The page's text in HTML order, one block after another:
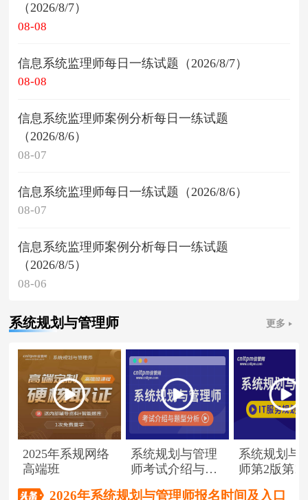
（2026/8/7）
08-08
信息系统监理师每日一练试题（2026/8/7）
08-08
信息系统监理师案例分析每日一练试题
（2026/8/6）
08-07
信息系统监理师每日一练试题（2026/8/6）
08-07
信息系统监理师案例分析每日一练试题
（2026/8/5）
08-06
系统规划与管理师 更多
2025年系规网络
高端班
系统规划与管理
师考试介绍与题
系统规划与
师第2版第1
2026年系统规划与管理师报名时间及入口